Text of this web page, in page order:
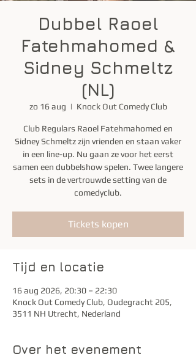
Dubbel Raoel
Fatehmahomed &
Sidney Schmeltz
(NL)
zo 16 aug
  |
Knock Out Comedy Club
Club Regulars Raoel Fatehmahomed en
Sidney Schmeltz zijn vrienden en staan vaker
in een line-up. Nu gaan ze voor het eerst
samen een dubbelshow spelen. Twee langere
sets in de vertrouwde setting van de
comedyclub.
Tickets kopen
Tijd en locatie
16 aug 2026, 20:30 – 22:30
Knock Out Comedy Club, Oudegracht 205,
3511 NH Utrecht, Nederland
Over het evenement